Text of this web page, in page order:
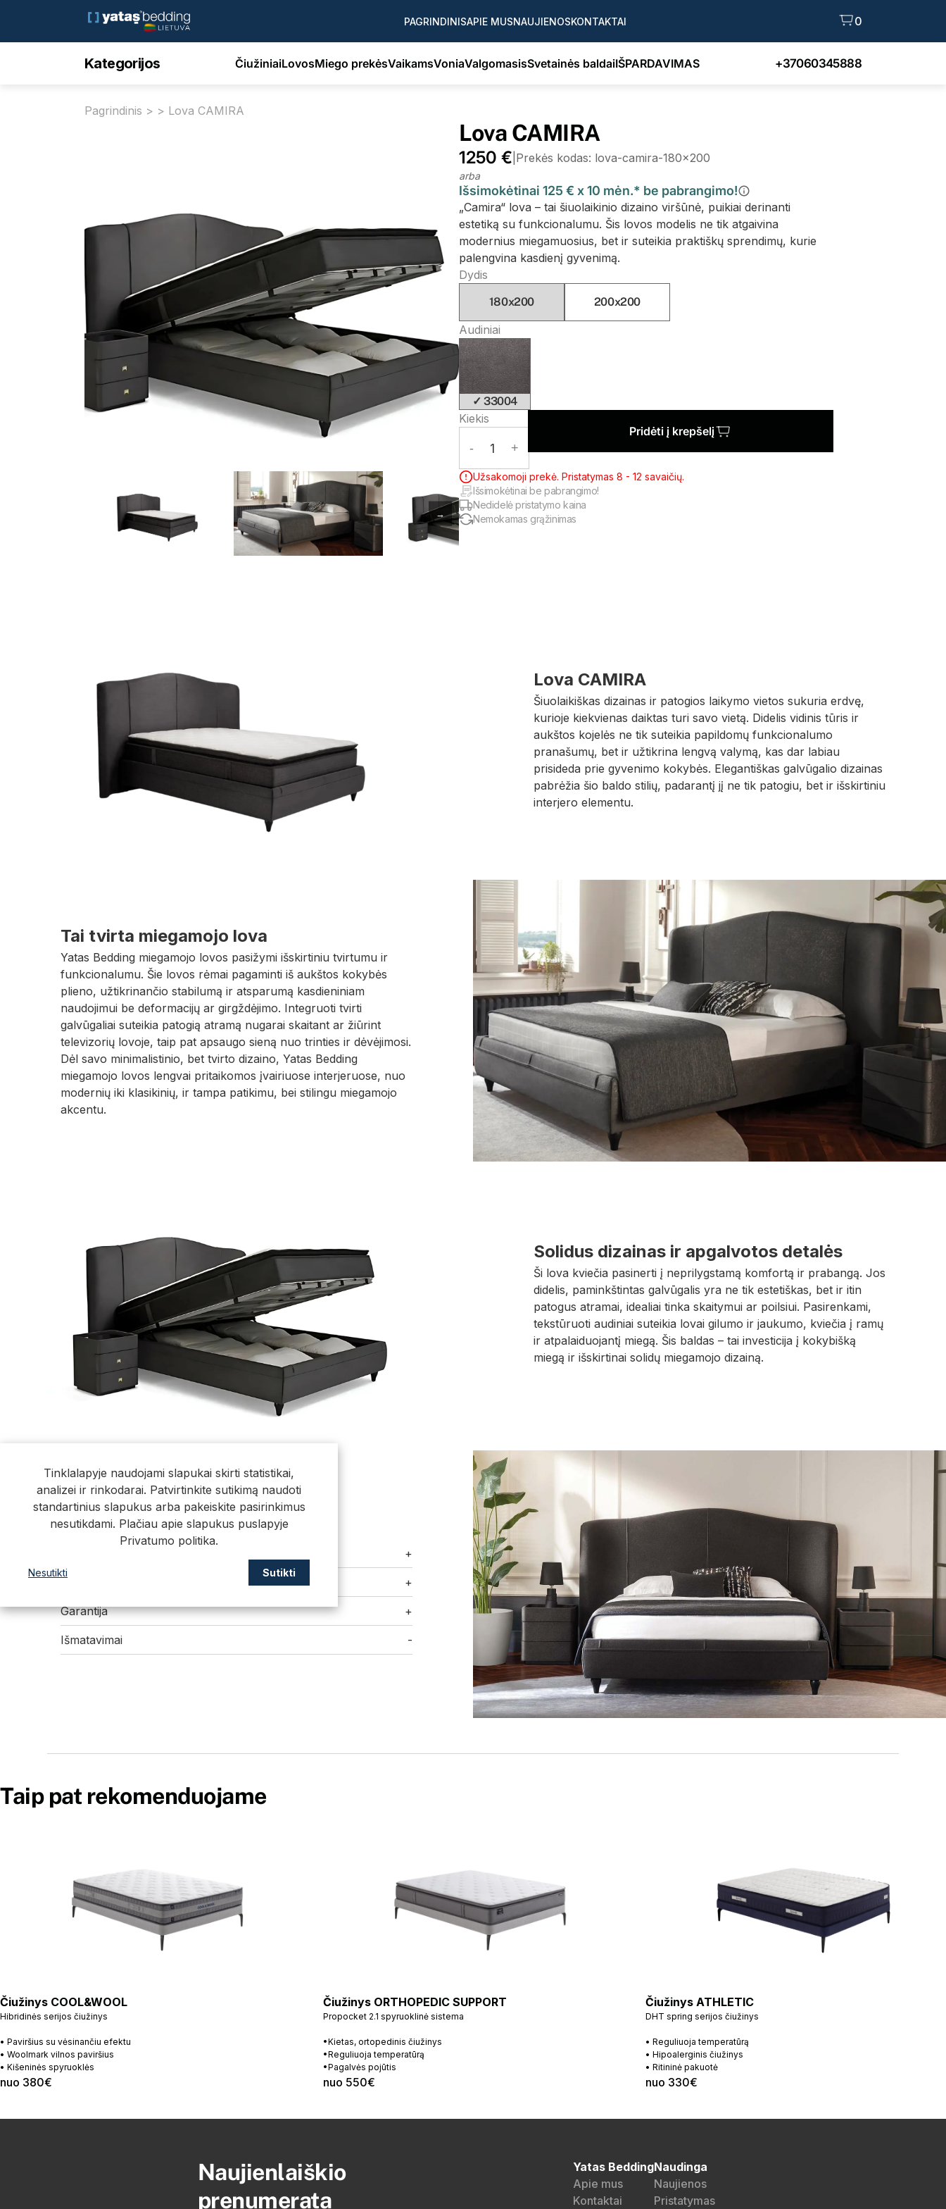
PAGRINDINISAPIE MUSNAUJIENOSKONTAKTAI 0
Kategorijos ČiužiniaiLovosMiego prekėsVaikamsVoniaValgomasisSvetainės baldaiIŠPARDAVIMAS +37060345888
Pagrindinis > > Lova CAMIRA
→
Lova CAMIRA
1250 € Prekės kodas: lova-camira-180x200
arba
Išsimokėtinai 125 € x 10 mėn.* be pabrangimo!
„Camira“ lova – tai šiuolaikinio dizaino viršūnė, puikiai derinanti
estetiką su funkcionalumu. Šis lovos modelis ne tik atgaivina
modernius miegamuosius, bet ir suteikia praktiškų sprendimų, kurie
palengvina kasdienį gyvenimą.
Dydis
180x200 200x200
Audiniai
✓ 33004
Kiekis
- 1 +
Pridėti į krepšelį
Užsakomoji prekė. Pristatymas 8 - 12 savaičių.
Išsimokėtinai be pabrangimo!
Nedidelė pristatymo kaina
Nemokamas grąžinimas
Lova CAMIRA
Šiuolaikiškas dizainas ir patogios laikymo vietos sukuria erdvę,
kurioje kiekvienas daiktas turi savo vietą. Didelis vidinis tūris ir
aukštos kojelės ne tik suteikia papildomų funkcionalumo
pranašumų, bet ir užtikrina lengvą valymą, kas dar labiau
prisideda prie gyvenimo kokybės. Elegantiškas galvūgalio dizainas
pabrėžia šio baldo stilių, padarantį jį ne tik patogiu, bet ir išskirtiniu
interjero elementu.
Tai tvirta miegamojo lova
Yatas Bedding miegamojo lovos pasižymi išskirtiniu tvirtumu ir
funkcionalumu. Šie lovos rėmai pagaminti iš aukštos kokybės
plieno, užtikrinančio stabilumą ir atsparumą kasdieniniam
naudojimui be deformacijų ar girgždėjimo. Integruoti tvirti
galvūgaliai suteikia patogią atramą nugarai skaitant ar žiūrint
televizorių lovoje, taip pat apsaugo sieną nuo trinties ir dėvėjimosi.
Dėl savo minimalistinio, bet tvirto dizaino, Yatas Bedding
miegamojo lovos lengvai pritaikomos įvairiuose interjeruose, nuo
modernių iki klasikinių, ir tampa patikimu, bei stilingu miegamojo
akcentu.
Solidus dizainas ir apgalvotos detalės
Ši lova kviečia pasinerti į neprilygstamą komfortą ir prabangą. Jos
didelis, paminkštintas galvūgalis yra ne tik estetiškas, bet ir itin
patogus atramai, idealiai tinka skaitymui ar poilsiui. Pasirenkami,
tekstūruoti audiniai suteikia lovai gilumo ir jaukumo, kviečia į ramų
ir atpalaiduojantį miegą. Šis baldas – tai investicija į kokybišką
miegą ir išskirtinai solidų miegamojo dizainą.
Informacija
+
Kokie čiužiniai tinka šiai lovai? +
Garantija +
Išmatavimai -
Taip pat rekomenduojame
Čiužinys COOL&WOOL
Hibridinės serijos čiužinys
• Paviršius su vėsinančiu efektu
• Woolmark vilnos paviršius
• Kišeninės spyruoklės
nuo 380€
Čiužinys ORTHOPEDIC SUPPORT
Propocket 2.1 spyruoklinė sistema
•Kietas, ortopedinis čiužinys
•Reguliuoja temperatūrą
•Pagalvės pojūtis
nuo 550€
Čiužinys ATHLETIC
DHT spring serijos čiužinys
• Reguliuoja temperatūrą
• Hipoalerginis čiužinys
• Ritininė pakuotė
nuo 330€
Naujienlaiškio
prenumerata
Yatas Bedding
Apie mus
Kontaktai
Naudinga
Naujienos
Pristatymas
Tinklalapyje naudojami slapukai skirti statistikai,
analizei ir rinkodarai. Patvirtinkite sutikimą naudoti
standartinius slapukus arba pakeiskite pasirinkimus
nesutikdami. Plačiau apie slapukus puslapyje
Privatumo politika.
Nesutikti Sutikti